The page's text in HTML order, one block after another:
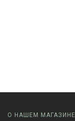
О НАШЕМ МАГАЗИНЕ